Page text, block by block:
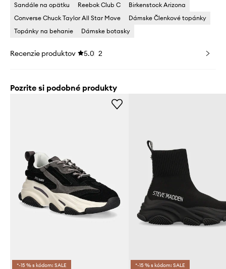
Sandále na opätku
Reebok Club C
Birkenstock Arizona
Converse Chuck Taylor All Star Move
Dámske Členkové topánky
Topánky na behanie
Dámske botasky
Recenzie produktov 5.0 2
Pozrite si podobné produkty
*-15 % s kódom: SALE *-15 % s kódom: SALE